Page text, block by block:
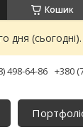
Кошик
дня (сьогодні).
498-64-86 +380